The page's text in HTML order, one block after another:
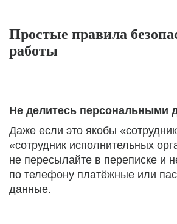
Простые правила
работы
Не делитесь персональными
Даже если это якобы
«сотрудник исполнительных
не пересылайте в переписке и
по телефону платёжные или
данные.